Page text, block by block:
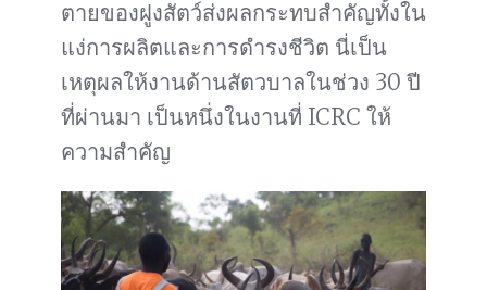
ตายของฝูงสัตว์ส่งผลกระทบสำคัญทั้งใน
แง่การผลิตและการดำรงชีวิต นี่เป็น
เหตุผลให้งานด้านสัตวบาลในช่วง 30 ปี
ที่ผ่านมา เป็นหนึ่งในงานที่ ICRC ให้
ความสำคัญ